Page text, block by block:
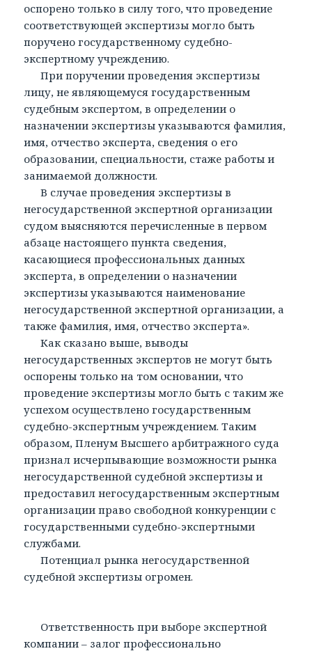
оспорено только в силу того, что проведение
соответствующей экспертизы могло быть
поручено государственному судебно-
экспертному учреждению.
При поручении проведения экспертизы
лицу, не являющемуся государственным
судебным экспертом, в определении о
назначении экспертизы указываются фамилия,
имя, отчество эксперта, сведения о его
образовании, специальности, стаже работы и
занимаемой должности.
В случае проведения экспертизы в
негосударственной экспертной организации
судом выясняются перечисленные в первом
абзаце настоящего пункта сведения,
касающиеся профессиональных данных
эксперта, в определении о назначении
экспертизы указываются наименование
негосударственной экспертной организации, а
также фамилия, имя, отчество эксперта».
Как сказано выше, выводы
негосударственных экспертов не могут быть
оспорены только на том основании, что
проведение экспертизы могло быть с таким же
успехом осуществлено государственным
судебно-экспертным учреждением. Таким
образом, Пленум Высшего арбитражного суда
признал исчерпывающие возможности рынка
негосударственной судебной экспертизы и
предоставил негосударственным экспертным
организации право свободной конкуренции с
государственными судебно-экспертными
службами.
Потенциал рынка негосударственной
судебной экспертизы огромен.
Ответственность при выборе экспертной
компании – залог профессионально